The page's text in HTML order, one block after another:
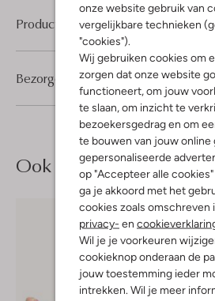
onze website gebruik van
vergelijkbare technieken
"cookies").
Wij gebruiken cookies om
zorgen dat onze website
functioneert, om jouw
te slaan, om inzicht te
bezoekersgedrag en om
te bouwen van jouw online
gepersonaliseerde
op "Accepteer alle cookies"
ga je akkoord met het
cookies zoals omschreven
privacy- en
Wil je je voorkeuren
cookieknop onderaan de
jouw toestemming ieder
intrekken. Wil je meer
Product informatie
Bezorgen & retourneren
Ook iets voor jou?